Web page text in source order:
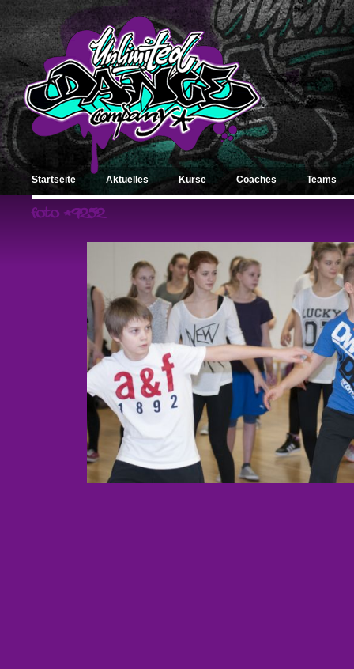
Startseite Aktuelles Kurse Coaches Teams